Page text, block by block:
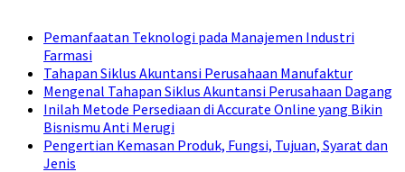
Pemanfaatan Teknologi pada Manajemen Industri
Farmasi
Tahapan Siklus Akuntansi Perusahaan Manufaktur
Mengenal Tahapan Siklus Akuntansi Perusahaan Dagang
Inilah Metode Persediaan di Accurate Online yang Bikin
Bisnismu Anti Merugi
Pengertian Kemasan Produk, Fungsi, Tujuan, Syarat dan
Jenis